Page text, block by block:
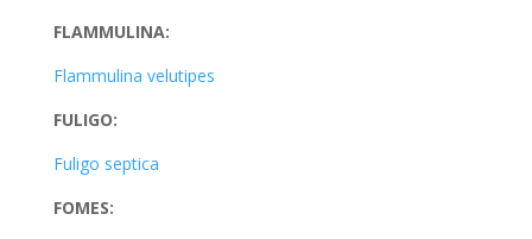
FLAMMULINA:
Flammulina velutipes
FULIGO:
Fuligo septica
FOMES: